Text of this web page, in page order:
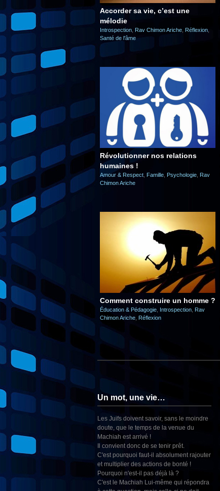
Accorder sa vie, c’est une
mélodie
Introspection Rav Chimon Ariche Réflexion
Santé de l'âme
Révolutionner nos relations
humaines !
Amour & Respect Famille Psychologie Rav
Chimon Ariche
Comment construire un homme ?
Éducation & Pédagogie Introspection Rav
Chimon Ariche Réflexion
Un mot, une vie…
Les Juifs doivent savoir, sans le moindre
doute, que le temps de la venue du
Machiah est arrivé !
Il convient donc de se tenir prêt.
C'est pourquoi faut-il absolument rajouter
et multiplier des actions de bonté !
Pourquoi n'est-il pas déjà là ?
C'est le Machiah Lui-même qui répondra